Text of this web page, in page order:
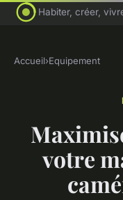
Habiter, créer,
Accueil›Equipement
votre